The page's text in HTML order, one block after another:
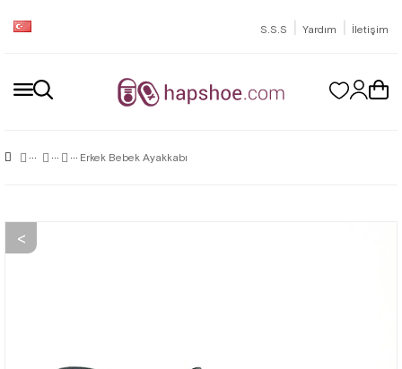
S.S.S | Yardım | İletişim
Erkek Bebek Ayakkabı